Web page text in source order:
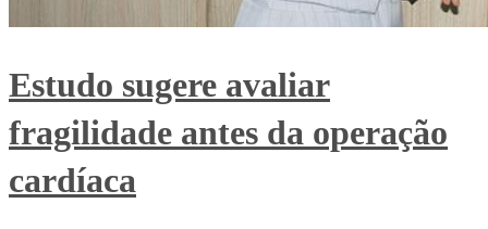
Estudo sugere avaliar
fragilidade antes da operação
cardíaca